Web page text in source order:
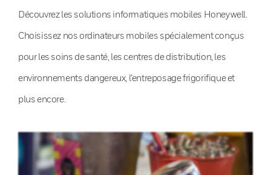
Découvrez les solutions informatiques mobiles Honeywell.
Choisissez nos ordinateurs mobiles spécialement conçus
pour les soins de santé, les centres de distribution, les
environnements dangereux, l’entreposage frigorifique et
plus encore.